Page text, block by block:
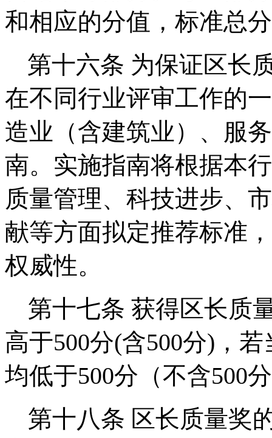
和相应的分值，标准总
第十六条 为保证区长
在不同行业评审工作的
造业（含建筑业）、服
南。实施指南将根据本
质量管理、科技进步、
献等方面拟定推荐标准
权威性。
第十七条 获得区长质
高于500分(含500分)，
均低于500分（不含500
第十八条 区长质量奖